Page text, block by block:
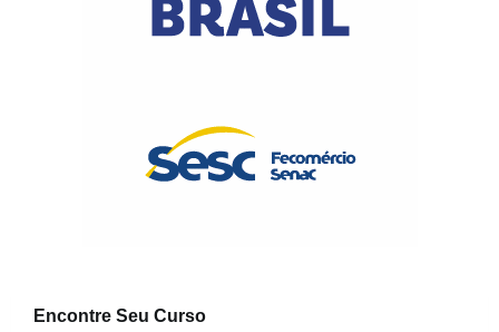
Encontre Seu Curso